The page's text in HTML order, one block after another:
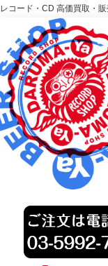
レコード・CD 高価買取・
レコード高価買取はこちら
HOME